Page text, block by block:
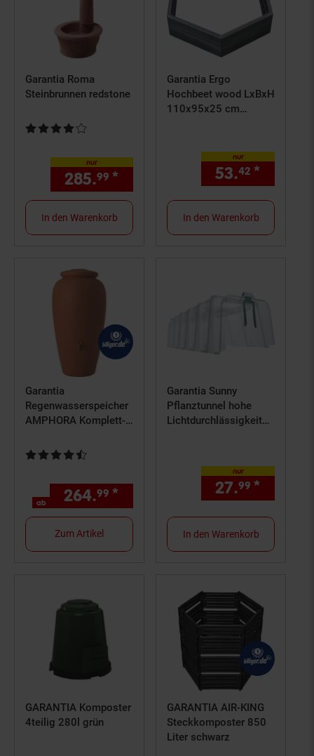
Garantia Roma
Steinbrunnen redstone
Kundenbewertung: 4 von 5 Sternen
nur
285.99 * € Sternchen
In den Warenkorb
Garantia Ergo
Hochbeet wood LxBxH
110x95x25 cm
Blumenbeet
nur
53.42 *
In den Warenkorb
Garantia
Regenwasserspeicher
AMPHORA Komplett-
Liter
Kundenbewertung: 4,73 von 5 Sternen
ab 264.99 * € Sternchen
Zum Artikel
Garantia Sunny
Pflanztunnel hohe
Lichtdurchlässigkeit
nur
27.99 *
In den Warenkorb
GARANTIA Komposter
4teilig 280l grün
GARANTIA AIR-KING
Steckkomposter 850
Liter schwarz